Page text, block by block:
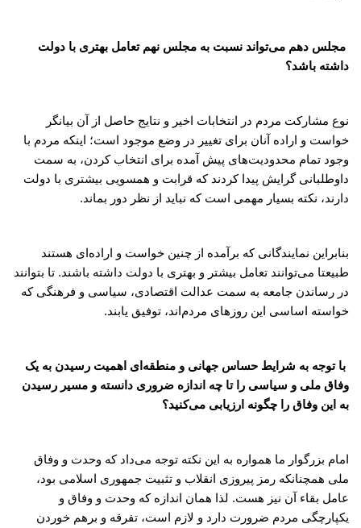
مجلس دهم می‌تواند نسبت به مجلس نهم تعامل بهتری با دولت
داشته باشد؟
نوع مشارکت مردم در انتخابات اخیر و نتایج حاصل از آن بیانگر
خواست و اراده آنان برای تغییر در وضع موجود است؛ اینکه مردم با
وجود تمام محدودیت‌های پیش آمده برای انتخاب کردن، به سمت
داوطلبانی گرایش پیدا کردند که قرابت و همسویی بیشتری با دولت
دارند، نکته بسیار مهمی است که نباید از نظر دور بماند.
بنابراین نمایندگانی که برآمده از چنین خواست و اراده‌ای هستند
طبیعتا می‌توانند تعامل بیشتر و بهتری با دولت داشته باشند. تا بتوانند
در رساندن جامعه به سمت عدالت اقتصادی، سیاسی و فرهنگی که
خواسته اساسی این روزهای مردم‌اند، توفیق یابند.
با توجه به شرایط حساس جهانی و منطقه‌ای اهمیت رسیدن به یک
وفاق ملی و سیاسی را تا چه اندازه ضروری دانسته و مسیر رسیدن
به این وفاق را چگونه ارزیابی می‌کنید؟
امام بزرگوار ما همواره به این نکته توجه می‌داد که وحدت و وفاق
ملی همچنانکه رمز پیروزی انقلاب و تثبیت جمهوری اسلامی بود،
عامل بقاء آن نیز هست. لذا همان اندازه که وحدت و وفاق و
یکپارچگی مردم ضرورت دارد و لازم است، تفرقه و برهم خوردن